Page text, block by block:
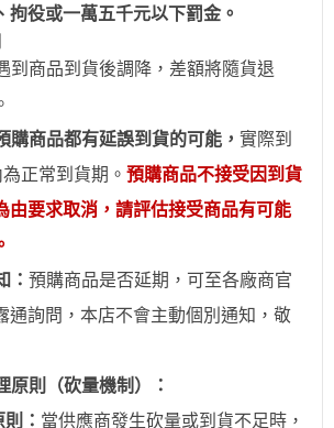
拘役或一萬五千元以下罰金。
到 商品到貨後調降，差額將隨貨退
購商品都有延誤到貨的可能， 實際到
正常到貨期。 預購商品不接受因到貨
由要求取消，請評估接受商品有可能
： 預購商品是否延期，可至各廠商官
通詢問，本店不會主動個別通知 ，敬
原則（砍量機制）：
： 當供應商發生砍量或到貨不足時，